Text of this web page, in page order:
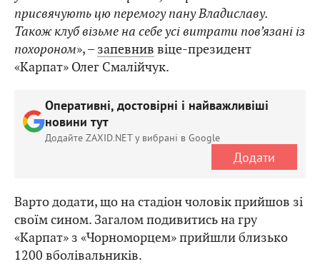
присвячують цю перемогу пану Владиславу.
Також клуб візьме на себе усі витрати пов’язані із
похороном», – запевнив віце-президент
«Карпат» Олег Смалійчук.
Оперативні, достовірні і найважливіші
новини тут
Додайте ZAXID.NET у вибрані в Google
Додати
Варто додати, що на стадіон чоловік прийшов зі
своїм сином. Загалом подивитись на гру
«Карпат» з «Чорноморцем» прийшли близько
1200 вболівальників.